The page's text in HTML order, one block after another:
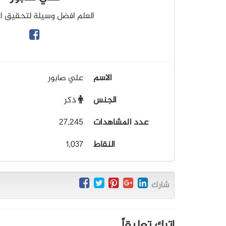
العلم افضل وسيلة
الاسم
علي صابور
الجنس
ذكر
عدد المشاهدات
27,245
النقاط
1,037
شارك